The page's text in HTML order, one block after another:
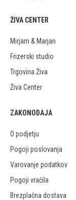
ŽIVA CENTER
Mirjam & Marjan
Frizerski studio
Trgovina Živa
Živa Center
ZAKONODAJA
O podjetju
Pogoji poslovanja
Varovanje podatkov
Pogoji vračila
Brezplačna dostava